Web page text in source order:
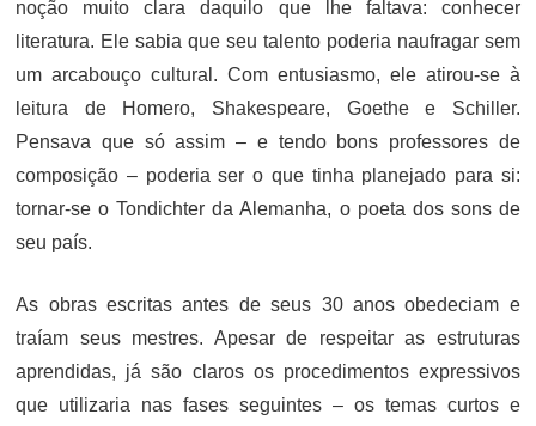
noção muito clara daquilo que lhe faltava: conhecer
literatura. Ele sabia que seu talento poderia naufragar sem
um arcabouço cultural. Com entusiasmo, ele atirou-se à
leitura de Homero, Shakespeare, Goethe e Schiller.
Pensava que só assim – e tendo bons professores de
composição – poderia ser o que tinha planejado para si:
tornar-se o Tondichter da Alemanha, o poeta dos sons de
seu país.
As obras escritas antes de seus 30 anos obedeciam e
traíam seus mestres. Apesar de respeitar as estruturas
aprendidas, já são claros os procedimentos expressivos
que utilizaria nas fases seguintes – os temas curtos e